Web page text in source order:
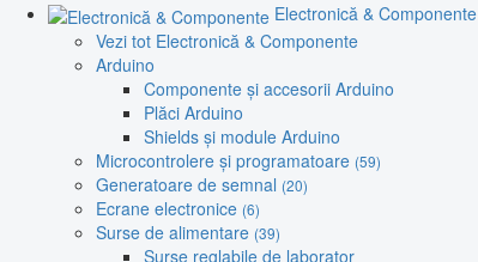
Electronică & Componente
Vezi tot Electronică & Componente
Arduino
Componente și accesorii Arduino
Plăci Arduino
Shields și module Arduino
Microcontrolere și programatoare (59)
Generatoare de semnal (20)
Ecrane electronice (6)
Surse de alimentare (39)
Surse reglabile de laborator